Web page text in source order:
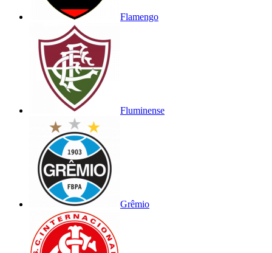
Flamengo
Fluminense
Grêmio